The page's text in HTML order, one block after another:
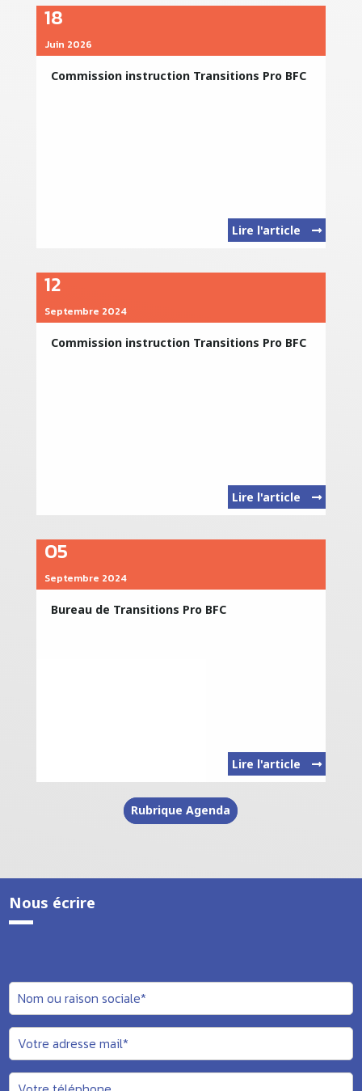
18
Juin 2026
Commission instruction Transitions Pro BFC
Lire l'article
12
Septembre 2024
Commission instruction Transitions Pro BFC
Lire l'article
05
Septembre 2024
Bureau de Transitions Pro BFC
Lire l'article
Rubrique Agenda
Nous écrire